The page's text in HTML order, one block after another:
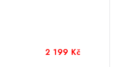
2 199 Kč